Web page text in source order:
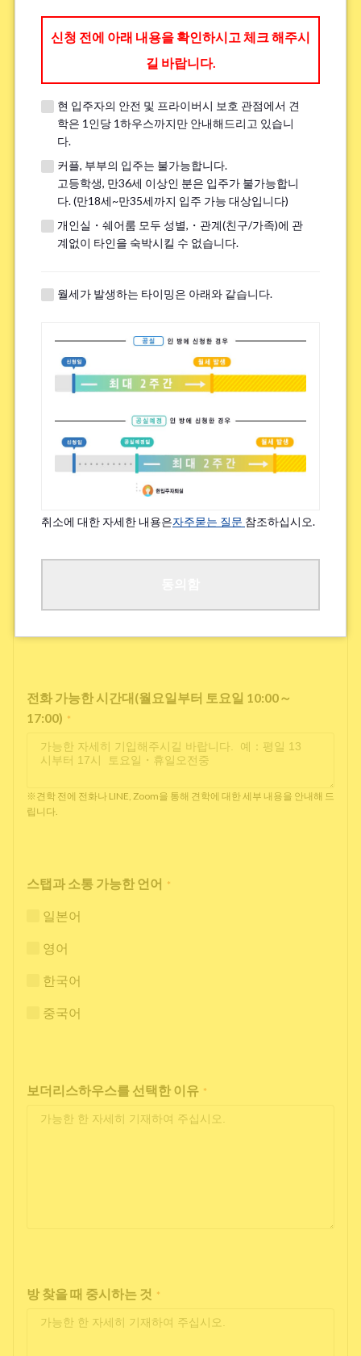
이메일 *
이 정상적으로 전송되지 않는 문제가 발생하고 있습니다.다른 이메일 주소
(Gmail, Yahoo 등)를 입력해 주시거나,링크 를 통해 해결 방법을 확인해 주
시기 바랍니다.
만약 2~3일 이상 답장을 받지 못하신 경우, 전화 또는 LINE으로 직접 연락
해 주시면 감사하겠습니다.
이메일(확인)
연락 가능한 서비스 *
Zoom LINE
전화 가능한 시간대(월요일부터 토요일 10:00～
17:00) *
※견학 전에 전화나 LINE, Zoom을 통해 견학에 대한 세부 내용을 안내해 드
립니다.
스탭과 소통 가능한 언어 *
일본어
영어
한국어
중국어
보더리스하우스를 선택한 이유 *
방 찾을 때 중시하는 것 *
신청 전에 아래 내용을 확인하시고 체크 해주시
길 바랍니다.
현 입주자의 안전 및 프라이버시 보호 관점에서 견
학은 1인당 1하우스까지만 안내해드리고 있습니
다.
커플, 부부의 입주는 불가능합니다.
고등학생, 만36세 이상인 분은 입주가 불가능합니
다. (만18세~만35세까지 입주 가능 대상입니다)
개인실・쉐어룸 모두 성별,・관계(친구/가족)에 관
계없이 타인을 숙박시킬 수 없습니다.
월세가 발생하는 타이밍은 아래와 같습니다.
취소에 대한 자세한 내용은자주묻는 질문 참조하십시오.